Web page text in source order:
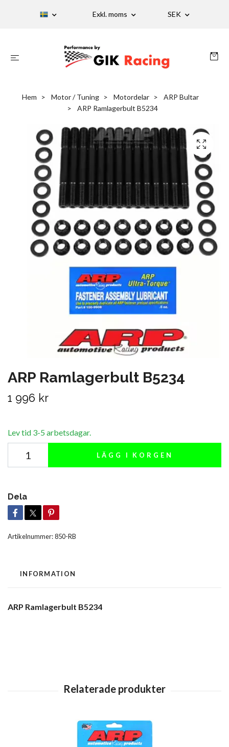
Exkl. moms SEK
Hem Motor / Tuning Motordelar
ARP Bultar
ARP Ramlagerbult B5234
ARP Ramlagerbult B5234
1 996 kr
Lev tid 3-5 arbetsdagar.
LÄGG I KORGEN
Dela
Artikelnummer:850-RB
INFORMATION
ARP Ramlagerbult B5234